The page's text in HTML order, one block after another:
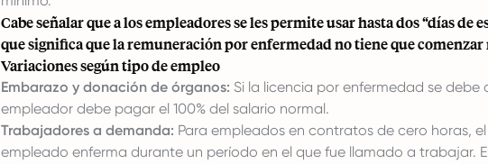
Cabe señalar que a los empleadores se les permite usar hasta dos “días
que significa que la remuneración por enfermedad no tiene que
Variaciones según tipo de empleo
Embarazo y donación de órganos: Si la licencia por enfermedad se
empleador debe pagar el 100% del salario normal.
Trabajadores a demanda: Para empleados en contratos de cero horas,
empleado enferma durante un período en el que fue llamado a trabajar.